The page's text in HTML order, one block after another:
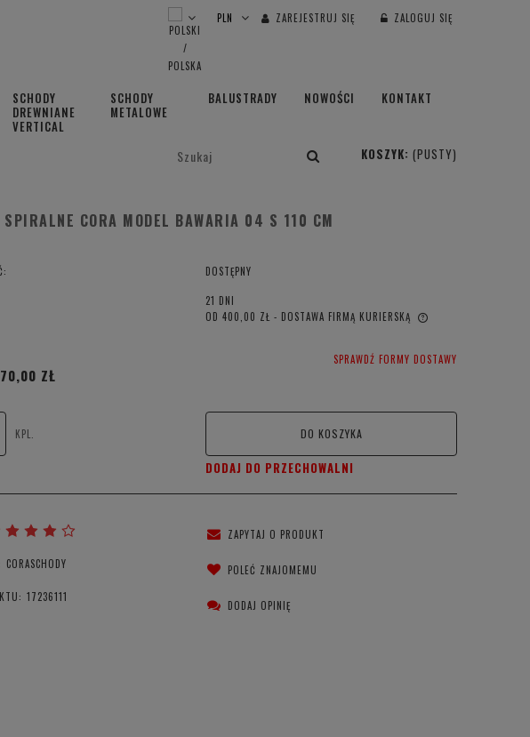
ZAREJESTRUJ SIĘ ZALOGUJ SIĘ
SCHODY
DREWNIANE
VERTICAL
SCHODY
METALOWE
BALUSTRADY NOWOŚCI KONTAKT
KOSZYK: (PUSTY)
SPIRALNE CORA MODEL BAWARIA 04 S 110 CM
DOSTĘPNY
21 DNI
OD 400,00 ZŁ - DOSTAWA FIRMĄ KURIERSKĄ
CENA NIE ZAWIERA EWENTUALNYCHSPRAWDŹ FORMY DOSTAWY
ZŁ
KPL. DO KOSZYKA
DODAJ DO PRZECHOWALNI
CORASCHODY
17236111
ZAPYTAJ O PRODUKT
POLEĆ ZNAJOMEMU
DODAJ OPINIĘ